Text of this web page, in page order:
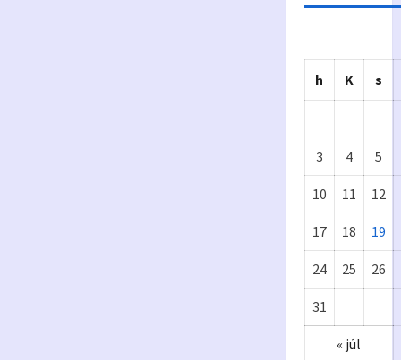
h K s
3 4 5
10 11 12
17 18 19
24 25 26
31
« júl
Önkormányzat